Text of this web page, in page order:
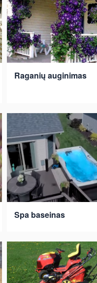
Raganių auginimas
Spa baseinas